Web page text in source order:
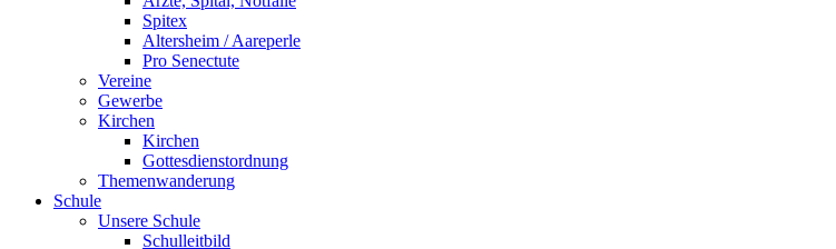
Spitex
Altersheim / Aareperle
Pro Senectute
Vereine
Gewerbe
Kirchen
Kirchen
Gottesdienstordnung
Themenwanderung
Schule
Unsere Schule
Schulleitbild